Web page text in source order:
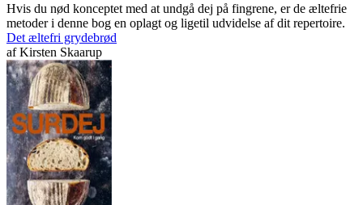
Hvis du nød konceptet med at undgå dej på fingrene, er de æltefrie
metoder i denne bog en oplagt og ligetil udvidelse af dit repertoire.
Det æltefri grydebrød
afKirsten Skaarup